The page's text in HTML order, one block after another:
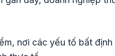
nơi các yếu tố bất